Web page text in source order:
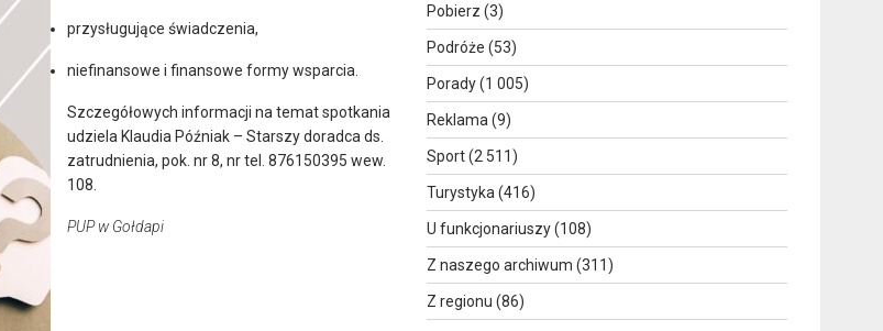
przysługujące świadczenia,
niefinansowe i finansowe formy wsparcia.
Szczegółowych informacji na temat spotkania
udziela Klaudia Późniak – Starszy doradca ds.
zatrudnienia, pok. nr 8, nr tel. 876150395 wew.
108.
PUP w Gołdapi
Pobierz (3)
Podróże (53)
Porady(1 005)
Reklama (9)
Sport(2 511)
Turystyka (416)
U funkcjonariuszy(108)
Z naszego archiwum (311)
Z regionu (86)